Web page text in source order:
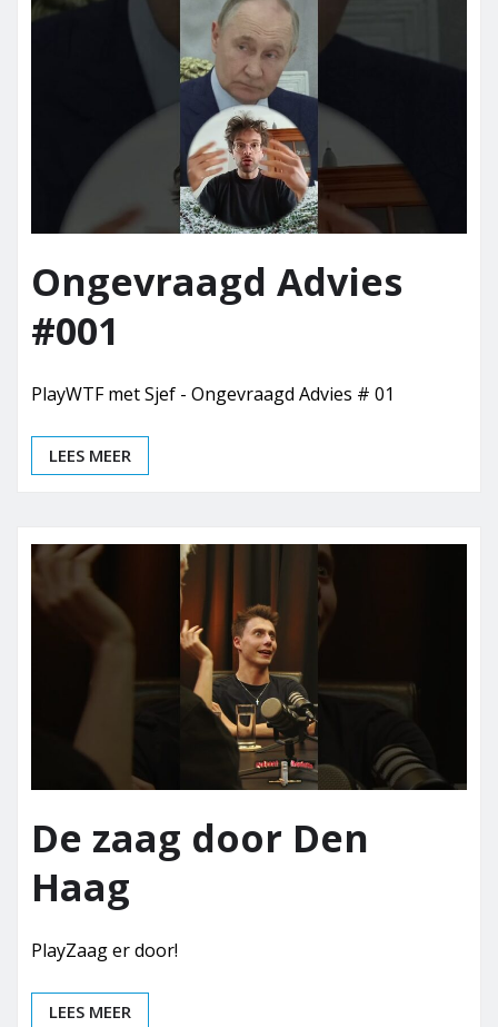
Ongevraagd Advies
#001
PlayWTF met Sjef - Ongevraagd Advies # 01
LEES MEER
De zaag door Den
Haag
PlayZaag er door!
LEES MEER